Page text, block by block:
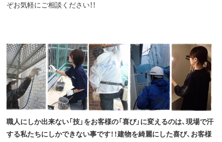
ぞお気軽にご相談ください！！
職人にしか出来ない「技」をお客様の「喜び」に変えるのは、現場で汗
する私たちにしかできない事です！！建物を綺麗にした喜び、お客様